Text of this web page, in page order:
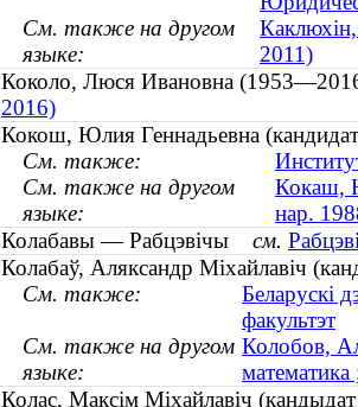
См. также на другом
языке:
2011)
Коколо, Люся Ивановна
2016)
Кокош, Юлия Геннадьевна
См. также:
См. также на другом
языке:
Кокаш,
нар.
Колабавы — Рабцэвічы см.
Колабаў, Аляксандр Міхайлавіч
См. также:
Беларускі
факультэт
См. также на другом
языке:
Колобов,
Колас, Максім Міхайлавіч